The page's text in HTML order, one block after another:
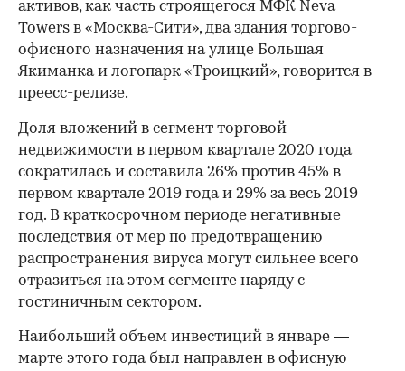
активов, как часть строящегося МФК Neva
Towers в «Москва-Сити», два здания торгово-
офисного назначения на улице Большая
Якиманка и логопарк «Троицкий», говорится в
преесс-релизе.
00:00 / 00:00
Доля вложений в сегмент торговой
недвижимости в первом квартале 2020 года
сократилась и составила 26% против 45% в
первом квартале 2019 года и 29% за весь 2019
год. В краткосрочном периоде негативные
последствия от мер по предотвращению
распространения вируса могут сильнее всего
отразиться на этом сегменте наряду с
гостиничным сектором.
Наибольший объем инвестиций в январе —
марте этого года был направлен в офисную